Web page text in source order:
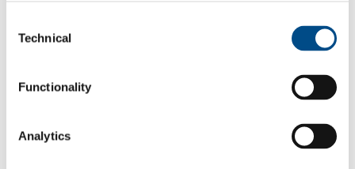
Selection
Technical
Functionality
Analytics
Anwendungsgebiete
Industrielle Müllverbrennungsanlagen (Chemie, Pharmazie,
Stoff & Leder, Lebensmittel, Petrochemie und Bergbau)